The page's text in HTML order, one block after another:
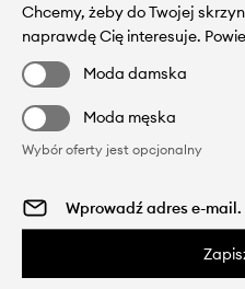
Chcemy, żeby do Twojej
naprawdę Cię interesuje.
Moda damska
Moda męska
Wybór oferty jest opcjonalny